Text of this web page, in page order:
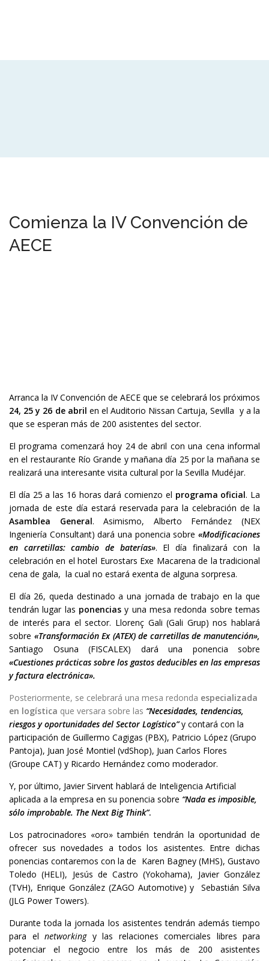
Comienza la IV Convención de
AECE
Arranca la IV Convención de AECE que se celebrará los próximos
24, 25 y 26 de abril en el Auditorio Nissan Cartuja, Sevilla y a la
que se esperan más de 200 asistentes del sector.
El programa comenzará hoy 24 de abril con una cena informal
en el restaurante Río Grande y mañana día 25 por la mañana se
realizará una interesante visita cultural por la Sevilla Mudéjar.
El día 25 a las 16 horas dará comienzo el programa oficial. La
jornada de este día estará reservada para la celebración de la
Asamblea General. Asimismo, Alberto Fernández (NEX
Ingeniería Consultant) dará una ponencia sobre «Modificaciones
en carretillas: cambio de baterías». El día finalizará con la
celebración en el hotel Eurostars Exe Macarena de la tradicional
cena de gala, la cual no estará exenta de alguna sorpresa.
El día 26, queda destinado a una jornada de trabajo en la que
tendrán lugar las ponencias y una mesa redonda sobre temas
de interés para el sector. Llorenç Gali (Gali Grup) nos hablará
sobre «Transformación Ex (ATEX) de carretillas de manutención»,
Santiago Osuna (FISCALEX) dará una ponencia sobre
«Cuestiones prácticas sobre los gastos deducibles en las empresas
y factura electrónica».
Posteriormente, se celebrará una mesa redonda especializada
en logística que versara sobre las “Necesidades, tendencias,
riesgos y oportunidades del Sector Logístico”y contará con la
participación de Guillermo Cagigas (PBX), Patricio López (Grupo
Pantoja), Juan José Montiel (vdShop), Juan Carlos Flores
(Groupe CAT) y Ricardo Hernández como moderador.
Y, por último, Javier Sirvent hablará de Inteligencia Artificial
aplicada a la empresa en su ponencia sobre “Nada es imposible,
sólo improbable. The Next Big Think”.
Los patrocinadores «oro» también tendrán la oportunidad de
ofrecer sus novedades a todos los asistentes. Entre dichas
ponencias contaremos con la de Karen Bagney (MHS), Gustavo
Toledo (HELI), Jesús de Castro (Yokohama), Javier González
(TVH), Enrique González (ZAGO Automotive) y Sebastián Silva
(JLG Power Towers).
Durante toda la jornada los asistentes tendrán además tiempo
para el networkingy las relaciones comerciales libres para
potenciar el negocio entre los más de 200 asistentes